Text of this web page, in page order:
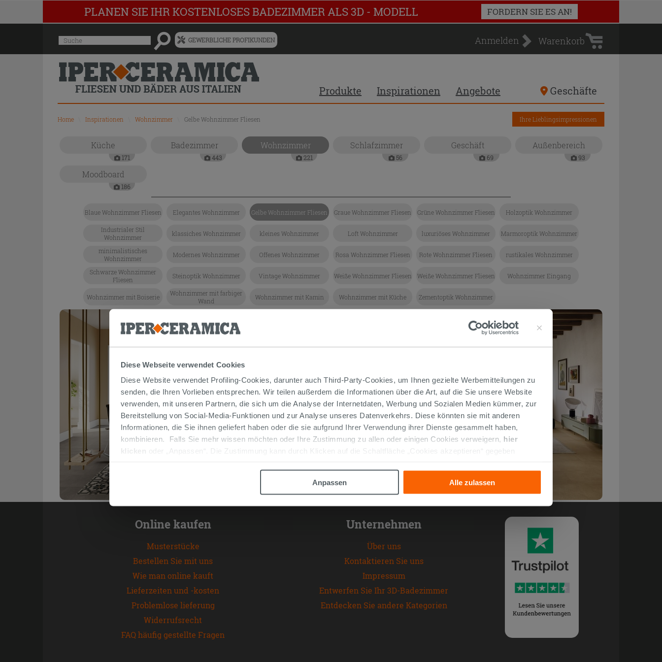
Diese Webseite verwendet Cookies
Diese Website verwendet Profiling-Cookies, darunter auch Third-Party-Cookies, um Ihnen gezielte Werbemitteilungen zu
senden, die Ihren Vorlieben entsprechen. Wir teilen außerdem die Informationen über die Art, auf die Sie unsere Website
verwenden, mit unseren Partnern, die sich um die Analyse der Internetdaten, Werbung und Sozialen Medien kümmer, zur
Bereitstellung von Social-Media-Funktionen und zur Analyse unseres Datenverkehrs. Diese könnten sie mit anderen
Informationen, die Sie ihnen geliefert haben oder die sie aufgrund Ihrer Verwendung ihrer Dienste gesammelt haben,
kombinieren. Falls Sie mehr wissen möchten oder Ihre Zustimmung zu allen oder einigen Cookies verweigern, hier
klicken
oder „Anpassen“. Die Zustimmung kann durch Klicken auf die Schaltfläche „Cookies akzeptieren“ gegeben
Anpassen
Alle zulassen
PLANEN SIE IHR KOSTENLOSES BADEZIMMER ALS 3D - MODELL FORDERN SIE ES AN!
Menü
für
vorgeschlagenen
Siteinhalt
und
Suchprotokoll
Suche GEWERBLICHE PROFIKUNDEN Anmelden
Warenkorb
Warenkorb
Produkte Inspirationen Angebote Geschäfte
Home Inspirationen Wohnzimmer Gelbe Wohnzimmer Fliesen Ihre Lieblingsimpressionen
Küche
171
Badezimmer
443
Wohnzimmer
221
Schlafzimmer
56
Geschäft
69
Außenbereich
93
Moodboard
186
Blaue Wohnzimmer Fliesen Elegantes Wohnzimmer Gelbe Wohnzimmer Fliesen Graue Wohnzimmer Fliesen Grüne Wohnzimmer Fliesen Holzoptik Wohnzimmer
Industrialer Stil
Wohnzimmer
klassiches Wohnzimmer kleines Wohnzimmer Loft Wohnzimmer luxuriöses Wohnzimmer Marmoroptik Wohnzimmer
minimalistisches
Wohnzimmer
Modernes Wohnzimmer Offenes Wohnzimmer Rosa Wohnzimmer Fliesen Rote Wohnzimmer Fliesen rustikales Wohnzimmer
Schwarze Wohnzimmer
Fliesen
Steinoptik Wohnzimmer Vintage Wohnzimmer Weiße Wohnzimmer Fliesen Weiße Wohnzimmer Fliesen Wohnzimmer Eingang
Wohnzimmer mit Boiserie
Wohnzimmer mit farbiger
Wand
Wohnzimmer mit Kamin Wohnzimmer mit Küche Zementoptik Wohnzimmer
Online kaufen
Musterstücke
Bestellen Sie mit uns
Wie man online kauft
Lieferzeiten und -kosten
Problemlose lieferung
Widerrufsrecht
FAQ häufig gestellte Fragen
Unternehmen
Über uns
Kontaktieren Sie uns
Impressum
Entwerfen Sie Ihr 3D-Badezimmer
Entdecken Sie andere Kategorien